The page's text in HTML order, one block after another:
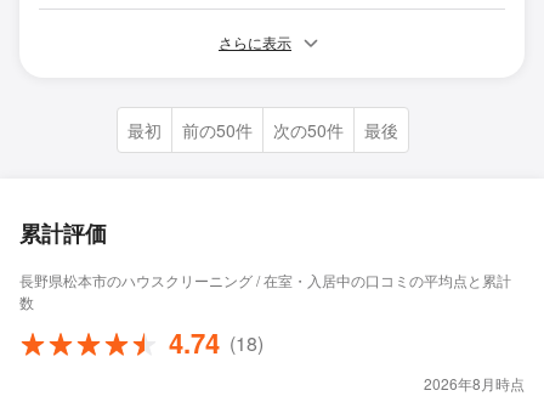
さらに表示
最初 前の50件 次の50件 最後
累計評価
長野県松本市のハウスクリーニング / 在室・入居中の口コミの平均点と累計
数
4.74 (18)
2026年8月時点